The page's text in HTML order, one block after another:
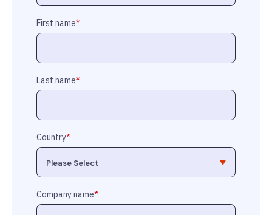
First name*
Last name*
Country*
Company name*